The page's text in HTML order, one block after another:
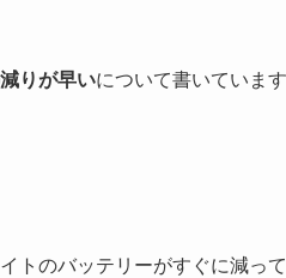
りが早いについて書いています
トのバッテリーがすぐに減って